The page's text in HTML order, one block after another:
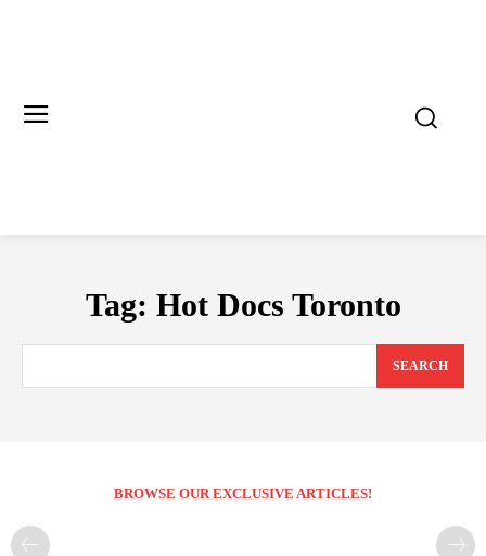
Tag: Hot Docs Toronto
SEARCH
BROWSE OUR EXCLUSIVE ARTICLES!